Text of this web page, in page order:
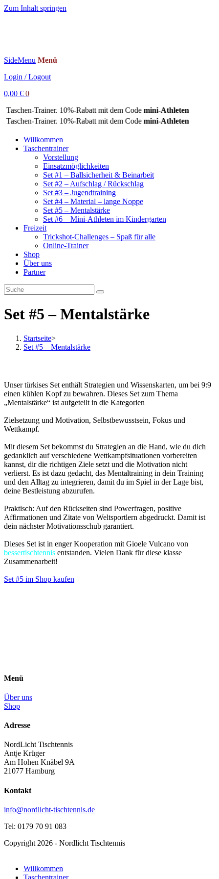
Zum Inhalt springen
SideMenu Menü
Login / Logout
0,00 € 0
Trainer. 10%-Rabatt mit dem Codemini-Athleten
Trainer. 10%-Rabatt mit dem Codemini-Athleten
Willkommen
Taschentrainer
Vorstellung
Einsatzmöglichkeiten
Set #1 – Ballsicherheit & Beinarbeit
Set #2 – Aufschlag / Rückschlag
Set #3 – Jugendtraining
Set #4 – Material – lange Noppe
Set #5 – Mentalstärke
Set #6 – Mini-Athleten im Kindergarten
Freizeit
Trickshot-Challenges – Spaß für alle
Online-Trainer
Shop
Über uns
Partner
Set #5 – Mentalstärke
Startseite>
Set #5 – Mentalstärke
Unser türkises Set enthält Strategien und Wissenskarten, um bei 9:9
einen kühlen Kopf zu bewahren. Dieses Set zum Thema
„Mentalstärke“ ist aufgeteilt in die Kategorien
Zielsetzung und Motivation, Selbstbewusstsein, Fokus und
Wettkampf.
Mit diesem Set bekommst du Strategien an die Hand, wie du dich
gedanklich auf verschiedene Wettkampfsituationen vorbereiten
kannst, dir die richtigen Ziele setzt und die Motivation nicht
verlierst. Es ist dazu gedacht, das Mentaltraining in dein Training
und den Alltag zu integrieren, damit du im Spiel in der Lage bist,
deine Bestleistung abzurufen.
Praktisch: Auf den Rückseiten sind Powerfragen, positive
Affirmationen und Zitate von Weltsportlern abgedruckt. Damit ist
dein nächster Motivationsschub garantiert.
Dieses Set ist in enger Kooperation mit Gioele Vulcano von
bessertischtennis entstanden. Vielen Dank für diese klasse
Zusammenarbeit!
Set #5 im Shop kaufen
Menü
Über uns
Shop
Adresse
NordLicht Tischtennis
Antje Krüger
Am Hohen Knäbel 9A
21077 Hamburg
Kontakt
info@nordlicht-tischtennis.de
Tel: 0179 70 91 083
Copyright 2026 - Nordlicht Tischtennis
Willkommen
Taschentrainer